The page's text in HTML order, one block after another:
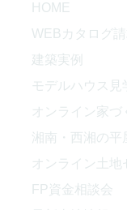
HOME
WEBカタログ
建築実例
モデルハウス見
オンライン家づ
湘南・西湘の平
オンライン土地
​FP資金相談会